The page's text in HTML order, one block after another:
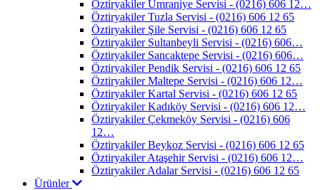
Öztiryakiler Ümraniye Servisi - (0216) 606 12…
Öztiryakiler Tuzla Servisi - (0216) 606 12 65
Öztiryakiler Şile Servisi - (0216) 606 12 65
Öztiryakiler Sultanbeyli Servisi - (0216) 606…
Öztiryakiler Sancaktepe Servisi - (0216) 606…
Öztiryakiler Pendik Servisi - (0216) 606 12 65
Öztiryakiler Maltepe Servisi - (0216) 606 12…
Öztiryakiler Kartal Servisi - (0216) 606 12 65
Öztiryakiler Kadıköy Servisi - (0216) 606 12…
Öztiryakiler Çekmeköy Servisi - (0216) 606
12…
Öztiryakiler Beykoz Servisi - (0216) 606 12 65
Öztiryakiler Ataşehir Servisi - (0216) 606 12…
Öztiryakiler Adalar Servisi - (0216) 606 12 65
Ürünler